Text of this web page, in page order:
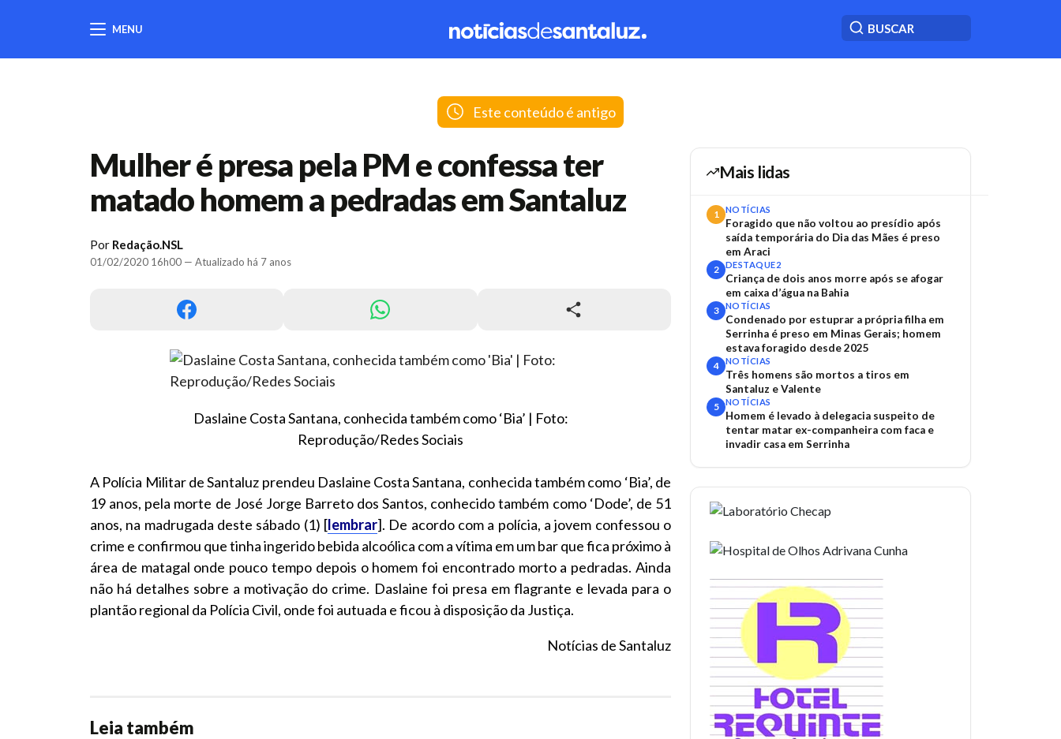
MENU
Este conteúdo é antigo
Mulher é presa pela PM e confessa ter
matado homem a pedradas em Santaluz
Por Redação.NSL
01/02/2020 16h00 — Atualizado há 7 anos
Daslaine Costa Santana, conhecida também como ‘Bia’ | Foto:
Reprodução/Redes Sociais
A Polícia Militar de Santaluz prendeu Daslaine Costa Santana, conhecida também como ‘Bia’, de
19 anos, pela morte de José Jorge Barreto dos Santos, conhecido também como ‘Dode’, de 51
anos, na madrugada deste sábado (1) [lembrar]. De acordo com a polícia, a jovem confessou o
crime e confirmou que tinha ingerido bebida alcoólica com a vítima em um bar que fica próximo à
área de matagal onde pouco tempo depois o homem foi encontrado morto a pedradas. Ainda
não há detalhes sobre a motivação do crime. Daslaine foi presa em flagrante e levada para o
plantão regional da Polícia Civil, onde foi autuada e ficou à disposição da Justiça.
Notícias de Santaluz
Leia também
Mais lidas
1 NOTÍCIAS
Foragido que não voltou ao presídio após
saída temporária do Dia das Mães é preso
em Araci
2 DESTAQUE2
Criança de dois anos morre após se afogar
em caixa d’água na Bahia
3 NOTÍCIAS
Condenado por estuprar a própria filha em
Serrinha é preso em Minas Gerais; homem
estava foragido desde 2025
4 NOTÍCIAS
Três homens são mortos a tiros em
Santaluz e Valente
5 NOTÍCIAS
Homem é levado à delegacia suspeito de
tentar matar ex-companheira com faca e
invadir casa em Serrinha